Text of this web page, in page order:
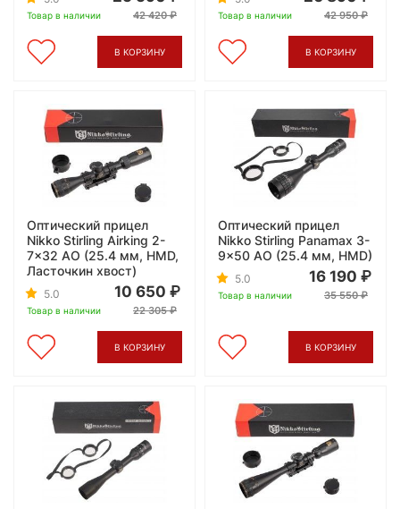
Товар в наличии 42 420
В КОРЗИНУ
Товар в наличии 42 950
В КОРЗИНУ
Оптический прицел
Nikko Stirling Airking 2-
7x32 АО (25.4 мм, HMD,
Ласточкин хвост)
5.0
Товар в наличии
10 650
22 305
В КОРЗИНУ
Оптический прицел
Nikko Stirling Panamax 3-
9x50 AO (25.4 мм, HMD)
5.0
Товар в наличии
16 190
35 550
В КОРЗИНУ